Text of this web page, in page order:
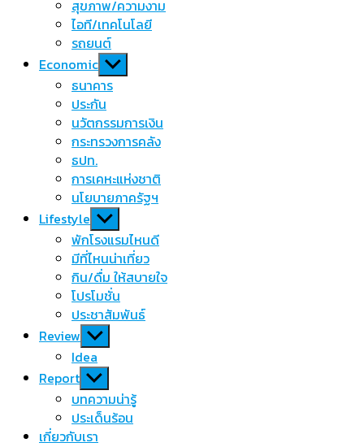
สุขภาพ/ความงาม
ไอที/เทคโนโลยี
รถยนต์
Economic Show
sub
menu
ธนาคาร
ประกัน
นวัตกรรมการเงิน
กระทรวงการคลัง
ธปท.
การเคหะแห่งชาติ
นโยบายภาครัฐฯ
Lifestyle Show
sub
menu
พักโรงแรมไหนดี
มีที่ไหนน่าเที่ยว
กิน/ดื่ม ให้สบายใจ
โปรโมชั่น
ประชาสัมพันธ์
Review Show
sub
menu
Idea
Report Show
sub
menu
บทความน่ารู้
ประเด็นร้อน
เกี่ยวกับเรา